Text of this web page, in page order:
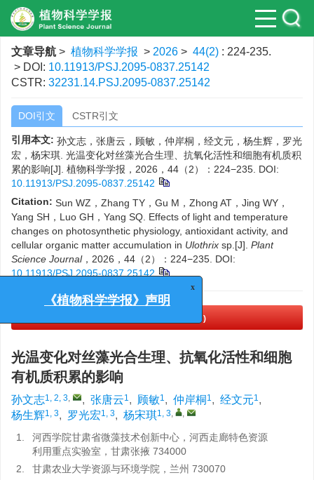
文章导航 > 植物科学学报 > 2026 > 44(2) : 224-235.
> DOI: 10.11913/PSJ.2095-0837.25142
CSTR: 32231.14.PSJ.2095-0837.25142
DOI引文 CSTR引文
引用本文: 孙文志，张唐云，顾敏，仲岸桐，经文元，杨生辉，罗光
宏，杨宋琪. 光温变化对丝藻光合生理、抗氧化活性和细胞有机质积
累的影响[J]. 植物科学学报，2026，44（2）：224−235. DOI:
10.11913/PSJ.2095-0837.25142
Citation: Sun WZ，Zhang TY，Gu M，Zhong AT，Jing WY，
Yang SH，Luo GH，Yang SQ. Effects of light and temperature
changes on photosynthetic physiology, antioxidant activity, and
cellular organic matter accumulation in Ulothrix sp.[J]. Plant
Science Journal，2026，44（2）：224−235. DOI:
10.11913/PSJ.2095-0837.25142
(998 KB)
光温变化对丝藻光合生理、抗氧化活性和细胞
有机质积累的影响
孙文志1, 2, 3, , 张唐云1, 顾敏1, 仲岸桐 1, 经文元1,
杨生辉1, 3, 罗光宏1, 3, 杨宋琪1, 3, ,
1.
河西学院甘肃省微藻技术创新中心，河西走廊特色资源
利用重点实验室，甘肃张掖 734000
2.
甘肃农业大学资源与环境学院，兰州 730070
《植物科学学报》声明